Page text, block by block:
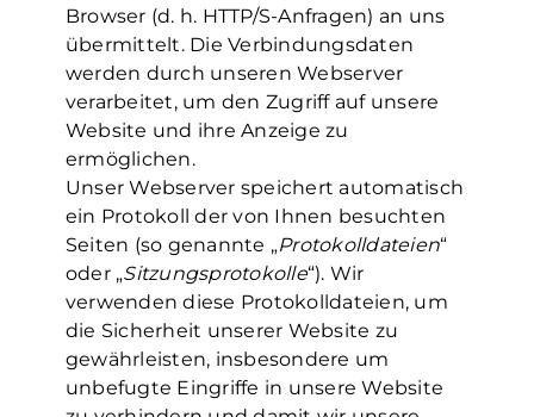
Browser (d. h. HTTP/S-Anfragen) an uns
übermittelt. Die Verbindungsdaten
werden durch unseren Webserver
verarbeitet, um den Zugriff auf unsere
Website und ihre Anzeige zu
ermöglichen.
Unser Webserver speichert automatisch
ein Protokoll der von Ihnen besuchten
Seiten (so genannte „Protokolldateien“
oder „Sitzungsprotokolle“). Wir
verwenden diese Protokolldateien, um
die Sicherheit unserer Website zu
gewährleisten, insbesondere um
unbefugte Eingriffe in unsere Website